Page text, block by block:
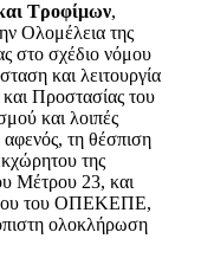
Τροφίμων,
Ολομέλεια της
στο σχέδιο νόμου
και λειτουργία
Προστασίας του
και λοιπές
αφενός, τη θέσπιση
της
Μέτρου 23, και
του ΟΠΕΚΕΠΕ,
ολοκλήρωση